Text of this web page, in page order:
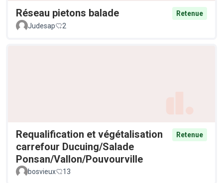
Réseau pietons balade
Retenue
Judesap
2
Requalification et végétalisation
carrefour Ducuing/Salade
Ponsan/Vallon/Pouvourville
Retenue
bosvieux 13